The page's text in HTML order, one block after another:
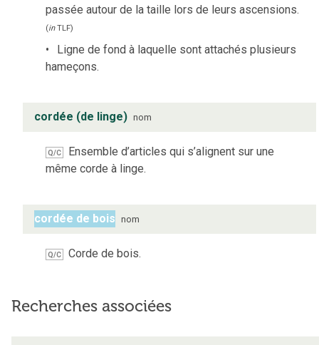
passée autour de la taille lors de leurs ascensions.
(inTLF)
Ligne de fond à laquelle sont attachés plusieurs
hameçons.
cordée (de linge) nom
Q/C
Ensemble d’articles qui s’alignent sur une
même corde à linge.
cordée de bois nom
Q/C Corde de bois.
Recherches associées